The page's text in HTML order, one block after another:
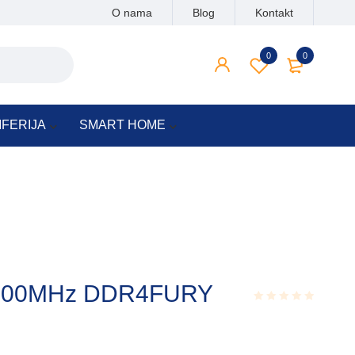
O nama Blog Kontakt
0
0
SMART HOME
DDR4FURY